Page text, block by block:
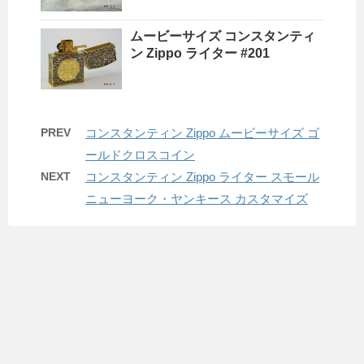
ムービーサイズ コンスタンティ
ン Zippo ライター #201
PREV
コンスタンティン Zippo ムービーサイズ ゴ
ールドクロスコイン
NEXT
コンスタンティン Zippo ライター スモール
ニューヨーク・ヤンキース カスタマイズ